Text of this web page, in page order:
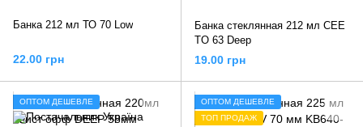
Банка 212 мл ТО 70 Low
22.00 грн
Банка стеклянная 212 мл CEE
TO 63 Deep
19.00 грн
ОПТОМ ДЕШЕВЛЕ
ОПТОМ ДЕШЕВЛЕ
ТОП ПРОДАЖ